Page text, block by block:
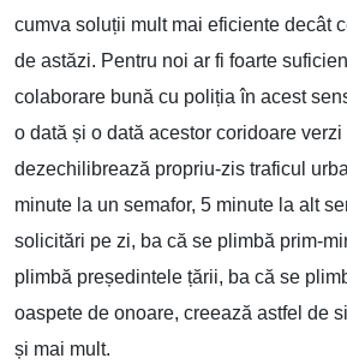
cumva soluții mult mai eficiente decât
de astăzi. Pentru noi ar fi foarte
colaborare bună cu poliția în acest
o dată și o dată acestor coridoare verzi
dezechilibrează propriu-zis traficul
minute la un semafor, 5 minute la alt
solicitări pe zi, ba că se plimbă prim-
plimbă președintele țării, ba că se
oaspete de onoare, creează astfel de
și mai mult.